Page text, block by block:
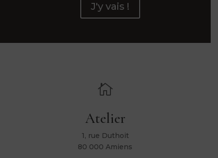
J'y vais !

Atelier
1, rue Duthoit
80 000 Amiens